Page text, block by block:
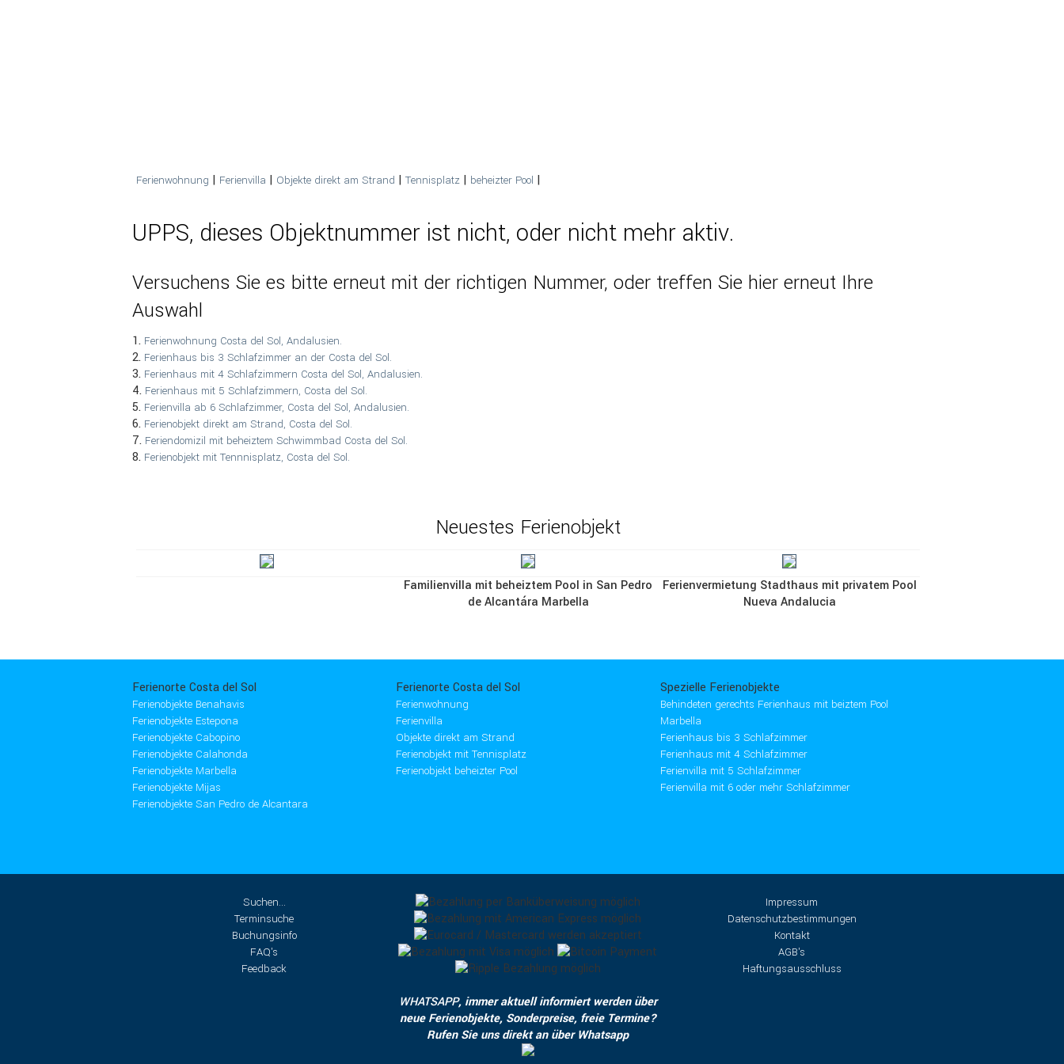
Ferienwohnung | Ferienvilla | Objekte direkt am Strand | Tennisplatz | beheizter Pool |
UPPS, dieses Objektnummer ist nicht, oder nicht mehr aktiv.
Versuchens Sie es bitte erneut mit der richtigen Nummer, oder treffen Sie hier erneut Ihre
Auswahl
1. Ferienwohnung Costa del Sol, Andalusien.
2. Ferienhaus bis 3 Schlafzimmer an der Costa del Sol.
3. Ferienhaus mit 4 Schlafzimmern Costa del Sol, Andalusien.
4. Ferienhaus mit 5 Schlafzimmern, Costa del Sol.
5. Ferienvilla ab 6 Schlafzimmer, Costa del Sol, Andalusien.
6. Ferienobjekt direkt am Strand, Costa del Sol.
7. Feriendomizil mit beheiztem Schwimmbad Costa del Sol.
8. Ferienobjekt mit Tennnisplatz, Costa del Sol.
Neuestes Ferienobjekt
Familienvilla mit beheiztem Pool in San Pedro
de Alcantára Marbella
Ferienvermietung Stadthaus mit privatem Pool
Nueva Andalucia
Ferienorte Costa del Sol
Ferienobjekte Benahavis
Ferienobjekte Estepona
Ferienobjekte Cabopino
Ferienobjekte Calahonda
Ferienobjekte Marbella
Ferienobjekte Mijas
Ferienobjekte San Pedro de Alcantara
Ferienorte Costa del Sol
Ferienwohnung
Ferienvilla
Objekte direkt am Strand
Ferienobjekt mit Tennisplatz
Ferienobjekt beheizter Pool
Spezielle Ferienobjekte
Behindeten gerechts Ferienhaus mit beiztem Pool
Marbella
Ferienhaus bis 3 Schlafzimmer
Ferienhaus mit 4 Schlafzimmer
Ferienvilla mit 5 Schlafzimmer
Ferienvilla mit 6 oder mehr Schlafzimmer
Suchen...
Terminsuche
Buchungsinfo
FAQ's
Feedback
WHATSAPP, immer aktuell informiert werden über
neue Ferienobjekte, Sonderpreise, freie Termine?
Rufen Sie uns direkt an über Whatsapp
Impressum
Datenschutzbestimmungen
Kontakt
AGB's
Haftungsausschluss